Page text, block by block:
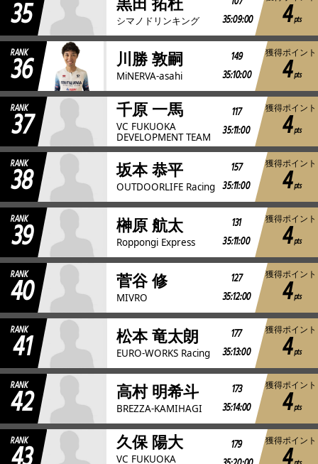
35 シマノドリンキング
35:09:00
4 pts
RANK
36 川勝 敦嗣
MiNERVA-asahi
149
35:10:00
獲得ポイント
4 pts
RANK
37 千原 一馬
VC FUKUOKA
DEVELOPMENT TEAM
117
35:11:00
獲得ポイント
4 pts
RANK
38 坂本 恭平
OUTDOORLIFE Racing
157
35:11:00
獲得ポイント
4 pts
RANK
39 榊原 航太
Roppongi Express
131
35:11:00
獲得ポイント
4 pts
RANK
40 菅谷 修
MIVRO
127
35:12:00
獲得ポイント
4 pts
RANK
41 松本 竜太朗
EURO-WORKS Racing
177
35:13:00
獲得ポイント
4 pts
RANK
42 高村 明希斗
BREZZA-KAMIHAGI
173
35:14:00
獲得ポイント
4 pts
RANK 久保 陽大
VC FUKUOKA
179
獲得ポイント